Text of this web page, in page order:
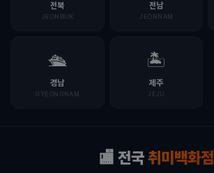
전북
JEONBUK
전남
JEONNAM
🛳️
경남
GYEONGNAM
🏝️
제주
JEJU
🏬 전국취미백화점